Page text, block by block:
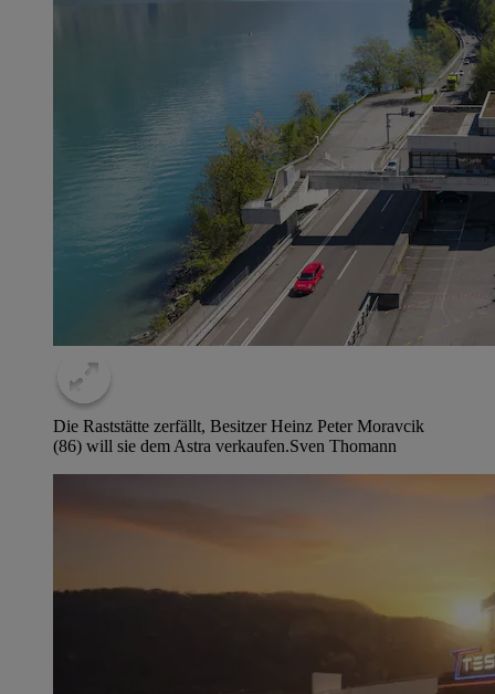
Die Raststätte zerfällt, Besitzer Heinz Peter Moravcik
(86) will sie dem Astra verkaufen.Sven Thomann